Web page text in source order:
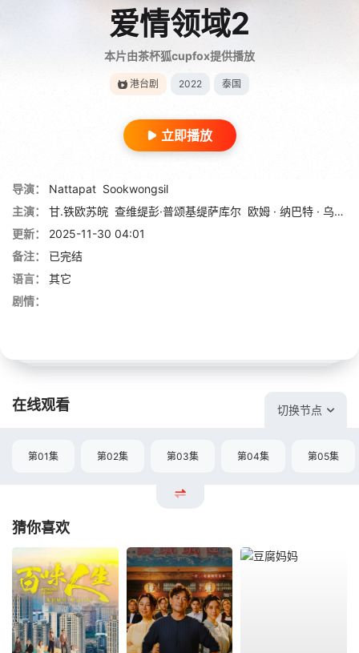
爱情领域2
本片由茶杯狐cupfox提供播放
港台剧 2022 泰国
立即播放
导演： Nattapat Sookwongsil
主演：
甘.铁欧苏皖 查维缇彭·普颂基缇萨库尔 欧姆 · 纳巴特 · 乌察哈
更新：
2025-11-30 04:01
备注：
已完结
语言：
其它
剧情：
在线观看 切换节点
第01集 第02集 第03集 第04集 第05集
猜你喜欢